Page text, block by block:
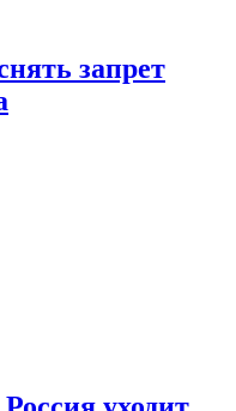
запрет